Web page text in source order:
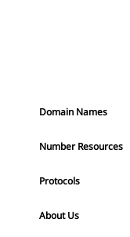
Domain Names
Number Resources
Protocols
About Us